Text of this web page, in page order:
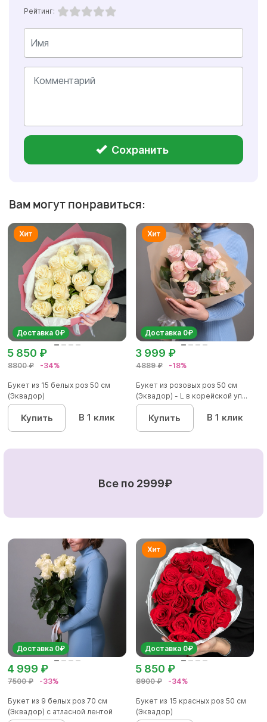
Рейтинг:
Сохранить
Вам могут понравиться:
Доставка 0₽
8800 ₽ -34%
5 850 ₽
Букет из 15 белых роз 50 см
(Эквадор)
Купить В 1 клик
Доставка 0₽
4889 ₽ -18%
3 999 ₽
Букет из розовых роз 50 см
(Эквадор) - L в корейской уп...
Купить В 1 клик
Все по 2999₽
Доставка 0₽
7500 ₽ -33%
4 999 ₽
Букет из 9 белых роз 70 см
(Эквадор) с атласной лентой
Доставка 0₽
8900 ₽ -34%
5 850 ₽
Букет из 15 красных роз 50 см
(Эквадор)